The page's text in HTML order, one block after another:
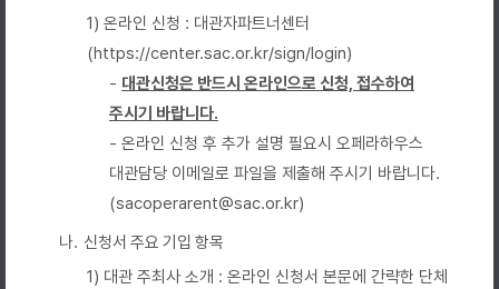
1) 온라인 신청 : 대관자파트너센터
(https://center.sac.or.kr/sign/login)
- 대관신청은 반드시 온라인으로 신청, 접수하여
주시기 바랍니다.
- 온라인 신청 후 추가 설명 필요시 오페라하우스
대관담당 이메일로 파일을 제출해 주시기 바랍니다.
(sacoperarent@sac.or.kr)
나. 신청서 주요 기입 항목
1) 대관 주최사 소개 : 온라인 신청서 본문에 간략한 단체